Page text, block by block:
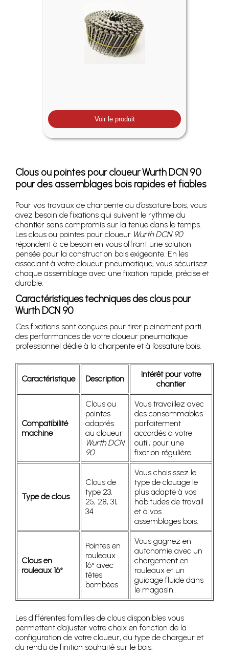
Voir le produit
Clous ou pointes pour cloueur Wurth DCN 90
pour des assemblages bois rapides et fiables
Pour vos travaux de charpente ou d’ossature bois, vous
avez besoin de fixations qui suivent le rythme du
chantier sans compromis sur la tenue dans le temps.
Les clous ou pointes pour cloueur Wurth DCN 90
répondent à ce besoin en vous offrant une solution
pensée pour la construction bois exigeante. En les
associant à votre cloueur pneumatique, vous sécurisez
chaque assemblage avec une fixation rapide, précise et
durable.
Caractéristiques techniques des clous pour
Wurth DCN 90
Ces fixations sont conçues pour tirer pleinement parti
des performances de votre cloueur pneumatique
professionnel dédié à la charpente et à l’ossature bois.
Caractéristique Description
Intérêt pour votre
chantier
Compatibilité
machine
Clous ou
pointes
adaptés
au cloueur
Wurth DCN
90
Vous travaillez avec
des consommables
parfaitement
accordés à votre
outil, pour une
fixation régulière.
Type de clous
Clous de
type 23,
25, 28, 31,
34
Vous choisissez le
type de clouage le
plus adapté à vos
habitudes de travail
et à vos
assemblages bois.
Clous en
rouleaux 16°
Pointes en
rouleaux
16° avec
têtes
bombées
Vous gagnez en
autonomie avec un
chargement en
rouleaux et un
guidage fluide dans
le magasin.
Les différentes familles de clous disponibles vous
permettent d’ajuster votre choix en fonction de la
configuration de votre cloueur, du type de chargeur et
du rendu de finition souhaité sur le bois.